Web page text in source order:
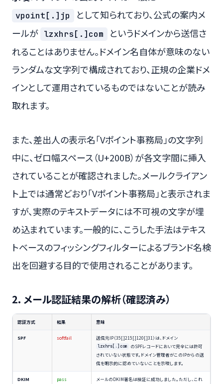
vpoint[.]jp
として知られており、公式の案内メ
ールが lzxhrs[.]com
というドメインから送信さ
れることはありません。ドメイン名自体が意味のない
ランダムな文字列で構成されており、正規の企業ドメ
インとして運用されているものではないことが読み
取れます。
また、差出人の表示名「Vポイント事務局」の文字列
中に、ゼロ幅スペース（U+200B）が各文字間に挿入
されていることが確認されました。メールクライアン
ト上では通常どおり「Vポイント事務局」と表示されま
すが、実際のテキストデータには不可視の文字が埋
め込まれています。一般的に、こうした手法はテキス
トベースのフィッシングフィルターによるブランド名検
出を回避する目的で使用されることがあります。
2. メール認証結果の解析（確認済み）
認証方式 結果 意味
SPF softfail 送信元IP（35[.]215[.]120[.]31）は、ドメイン
lzxhrs[.]com
のSPFレコードにおいて完全には許可
されていない状態です。ドメイン管理者がこのIPからの送
信を明示的に認めていないことを示唆します。
DKIM pass メールのDKIM署名は検証に成功しました。ただし、これ